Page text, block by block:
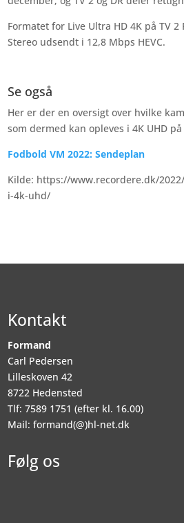
Formatet for Live Ultra HD 4K på TV 2
Stereo udsendt i 12,8 Mbps HEVC.
Se også
Her er der en oversigt over hvilke
som dermed kan opleves i 4K UHD på
Fodbold VM 2022: Sendeplan
Kilde: https://www.recordere.dk/
i-4k-uhd/
Kontakt
Formand
Carl Pedersen
Lilleskoven 42
8722 Hedensted
Tlf: 7589 1751 (efter kl. 16.00)
Mail: formand(@)hl-net.dk
Følg os